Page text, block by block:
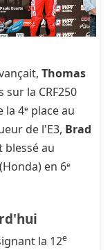
Thomas
la CRF250
4ᵉ place au
de l'E3, Brad
blessé au
(Honda) en 6ᵉ
la 12e